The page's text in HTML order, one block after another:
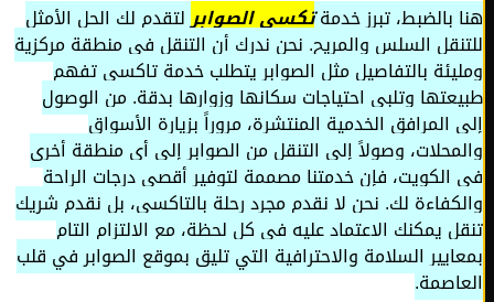
بالضبط، تبرز خدمةتكسي الصوابرلتقدم لك الحل الأمثل
السلس والمريح. نحن ندرك أن التنقل في منطقة مركزية
بالتفاصيل مثل الصوابر يتطلب خدمة تاكسي تفهم
وتلبي احتياجات سكانها وزوارها بدقة. من الوصول
المرافق الخدمية المنتشرة، مروراً بزيارة الأسواق
وصولاً إلى التنقل من الصوابر إلى أي منطقة أخرى
فإن خدمتنا مصممة لتوفير أقصى درجات الراحة
لك. نحن لا نقدم مجرد رحلة بالتاكسي، بل نقدم شريك
يمكنك الاعتماد عليه في كل لحظة، مع الالتزام التام
السلامة والاحترافية التي تليق بموقع الصوابر في قلب